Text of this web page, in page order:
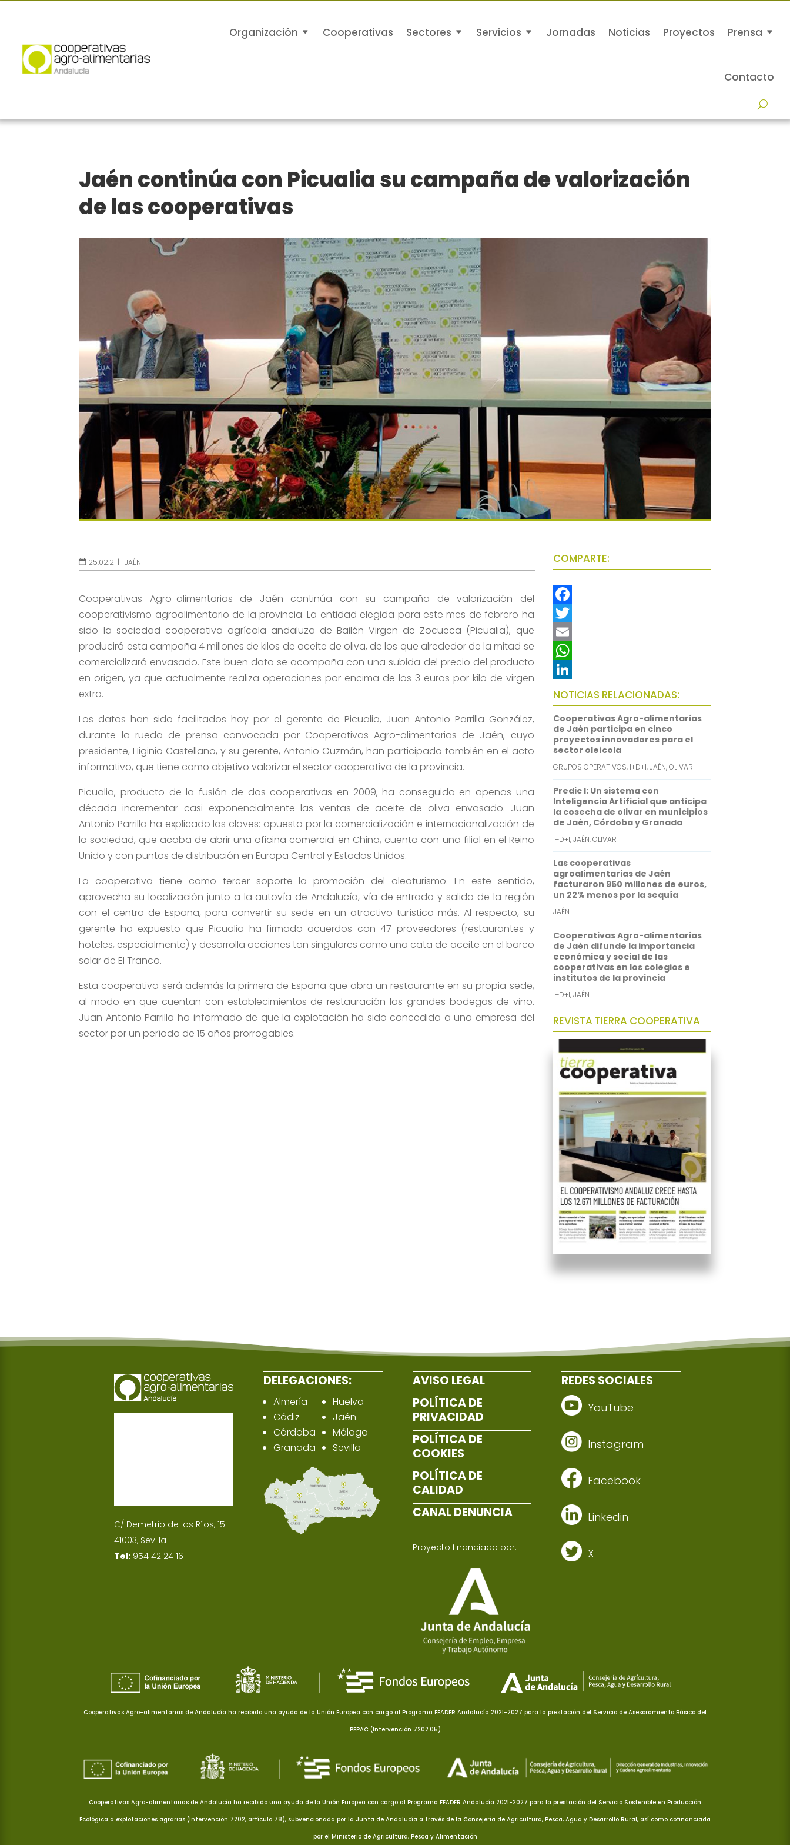
Organización Cooperativas Sectores Servicios Jornadas Noticias Proyectos Prensa
Contacto
Jaén continúa con Picualia su campaña de valorización
de las cooperativas
25.02.21 | |JAÉN
Cooperativas Agro-alimentarias de Jaén continúa con su campaña de valorización del
cooperativismo agroalimentario de la provincia. La entidad elegida para este mes de febrero ha
sido la sociedad cooperativa agrícola andaluza de Bailén Virgen de Zocueca (Picualia), que
producirá esta campaña 4 millones de kilos de aceite de oliva, de los que alrededor de la mitad se
comercializará envasado. Este buen dato se acompaña con una subida del precio del producto
en origen, ya que actualmente realiza operaciones por encima de los 3 euros por kilo de virgen
extra.
Los datos han sido facilitados hoy por el gerente de Picualia, Juan Antonio Parrilla González,
durante la rueda de prensa convocada por Cooperativas Agro-alimentarias de Jaén, cuyo
presidente, Higinio Castellano, y su gerente, Antonio Guzmán, han participado también en el acto
informativo, que tiene como objetivo valorizar el sector cooperativo de la provincia.
Picualia, producto de la fusión de dos cooperativas en 2009, ha conseguido en apenas una
década incrementar casi exponencialmente las ventas de aceite de oliva envasado. Juan
Antonio Parrilla ha explicado las claves: apuesta por la comercialización e internacionalización de
la sociedad, que acaba de abrir una oficina comercial en China, cuenta con una filial en el Reino
Unido y con puntos de distribución en Europa Central y Estados Unidos.
La cooperativa tiene como tercer soporte la promoción del oleoturismo. En este sentido,
aprovecha su localización junto a la autovía de Andalucía, vía de entrada y salida de la región
con el centro de España, para convertir su sede en un atractivo turístico más. Al respecto, su
gerente ha expuesto que Picualia ha firmado acuerdos con 47 proveedores (restaurantes y
hoteles, especialmente) y desarrolla acciones tan singulares como una cata de aceite en el barco
solar de El Tranco.
Esta cooperativa será además la primera de España que abra un restaurante en su propia sede,
al modo en que cuentan con establecimientos de restauración las grandes bodegas de vino.
Juan Antonio Parrilla ha informado de que la explotación ha sido concedida a una empresa del
sector por un período de 15 años prorrogables.
COMPARTE:
F
a
c
e
b
o
o
k
T
w
t
t
e
r
E
m
a
i
l
W
h
a
t
s
A
p
p
L
i
n
k
e
d
I
n
NOTICIAS RELACIONADAS:
Cooperativas Agro-alimentarias
de Jaén participa en cinco
proyectos innovadores para el
sector oleícola
GRUPOS OPERATIVOS, I+D+I,JAÉN,OLIVAR
Predic I: Un sistema con
Inteligencia Artificial que anticipa
la cosecha de olivar en municipios
de Jaén, Córdoba y Granada
I+D+I,JAÉN,OLIVAR
Las cooperativas
agroalimentarias de Jaén
facturaron 950 millones de euros,
un 22% menos por la sequía
JAÉN
Cooperativas Agro-alimentarias
de Jaén difunde la importancia
económica y social de las
cooperativas en los colegios e
institutos de la provincia
I+D+I,JAÉN
REVISTA TIERRA COOPERATIVA
C/ Demetrio de los Ríos, 15.
41003, Sevilla
Tel: 954 42 24 16
DELEGACIONES:
Almería
Cádiz
Córdoba
Granada
Huelva
Jaén
Málaga
Sevilla
AVISO LEGAL
POLÍTICA DE
PRIVACIDAD
POLÍTICA DE
COOKIES
POLÍTICA DE
CALIDAD
CANAL DENUNCIA
Proyecto financiado por:
REDES SOCIALES
YouTube
Instagram
Facebook
Linkedin
X
Cooperativas Agro-alimentarias de Andalucía ha recibido una ayuda de la Unión Europea con cargo al Programa FEADER Andalucía 2021-2027 para la prestación del Servicio de Asesoramiento Básico del
PEPAC (Intervención 7202.05)
Cooperativas Agro-alimentarias de Andalucía ha recibido una ayuda de la Unión Europea con cargo al Programa FEADER Andalucía 2021-2027 para la prestación del Servicio Sostenible en Producción
Ecológica a explotaciones agrarias (Intervención 7202, artículo 78), subvencionada por la Junta de Andalucía a través de la Consejería de Agricultura, Pesca, Agua y Desarrollo Rural, así como cofinanciada
por el Ministerio de Agricultura, Pesca y Alimentación